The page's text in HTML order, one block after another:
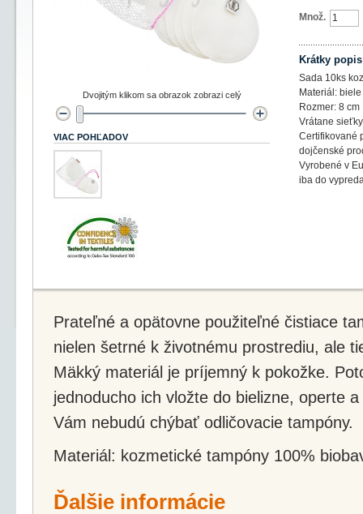
Množ.
Krátky popis
Sada 10ks
Materiál:
Rozmer: 8 cm
Vrátane
Certifikované
dojčenské
Vyrobené v
iba do
Dvojitým klikom sa obrazok zobrazi celý
VIAC POHĽADOV
Prateľné a opätovne použiteľné čistiace
nielen šetrné k životnému prostrediu, ale
Mäkký materiál je príjemný k pokožke.
jednoducho ich vložte do bielizne, operte
Vám nebudú chýbať odličovacie tampóny.
Materiál: kozmetické tampóny 100%
Ďalšie informácie